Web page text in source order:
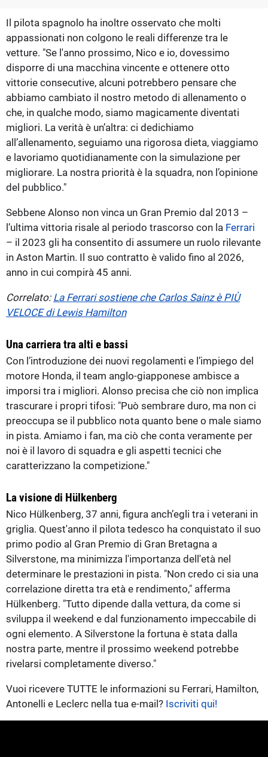
Il pilota spagnolo ha inoltre osservato che molti
appassionati non colgono le reali differenze tra le
vetture. "Se l'anno prossimo, Nico e io, dovessimo
disporre di una macchina vincente e ottenere otto
vittorie consecutive, alcuni potrebbero pensare che
abbiamo cambiato il nostro metodo di allenamento o
che, in qualche modo, siamo magicamente diventati
migliori. La verità è un’altra: ci dedichiamo
all’allenamento, seguiamo una rigorosa dieta, viaggiamo
e lavoriamo quotidianamente con la simulazione per
migliorare. La nostra priorità è la squadra, non l’opinione
del pubblico."
Sebbene Alonso non vinca un Gran Premio dal 2013 –
l’ultima vittoria risale al periodo trascorso con la Ferrari
– il 2023 gli ha consentito di assumere un ruolo rilevante
in Aston Martin. Il suo contratto è valido fino al 2026,
anno in cui compirà 45 anni.
Correlato: La Ferrari sostiene che Carlos Sainz è PIÙ
VELOCE di Lewis Hamilton
Una carriera tra alti e bassi
Con l’introduzione dei nuovi regolamenti e l’impiego del
motore Honda, il team anglo-giapponese ambisce a
imporsi tra i migliori. Alonso precisa che ciò non implica
trascurare i propri tifosi: "Può sembrare duro, ma non ci
preoccupa se il pubblico nota quanto bene o male siamo
in pista. Amiamo i fan, ma ciò che conta veramente per
noi è il lavoro di squadra e gli aspetti tecnici che
caratterizzano la competizione."
La visione di Hülkenberg
Nico Hülkenberg, 37 anni, figura anch’egli tra i veterani in
griglia. Quest'anno il pilota tedesco ha conquistato il suo
primo podio al Gran Premio di Gran Bretagna a
Silverstone, ma minimizza l'importanza dell'età nel
determinare le prestazioni in pista. "Non credo ci sia una
correlazione diretta tra età e rendimento," afferma
Hülkenberg. "Tutto dipende dalla vettura, da come si
sviluppa il weekend e dal funzionamento impeccabile di
ogni elemento. A Silverstone la fortuna è stata dalla
nostra parte, mentre il prossimo weekend potrebbe
rivelarsi completamente diverso."
Vuoi ricevere TUTTE le informazioni su Ferrari, Hamilton,
Antonelli e Leclerc nella tua e-mail? Iscriviti qui!